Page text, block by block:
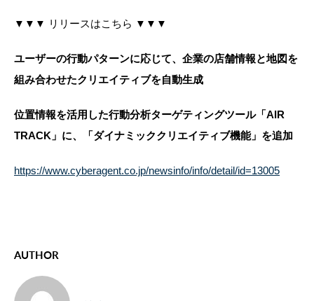
▼▼▼ リリースはこちら ▼▼▼
ユーザーの行動パターンに応じて、企業の店舗情報と地図を
組み合わせたクリエイティブを自動生成
位置情報を活用した行動分析ターゲティングツール「AIR
TRACK」に、「ダイナミッククリエイティブ機能」を追加
https://www.cyberagent.co.jp/newsinfo/info/detail/id=13005
AUTHOR